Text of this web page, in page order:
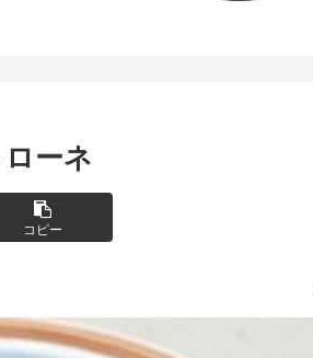
ーネ
コピー